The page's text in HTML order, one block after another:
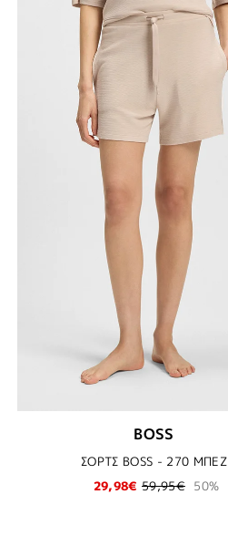
BOSS
ΣΟΡΤΣ BOSS - 270 ΜΠΕΖ
29,98€ 59,95€ 50%